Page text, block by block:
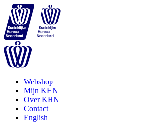
Webshop
Mijn KHN
Over KHN
Contact
English